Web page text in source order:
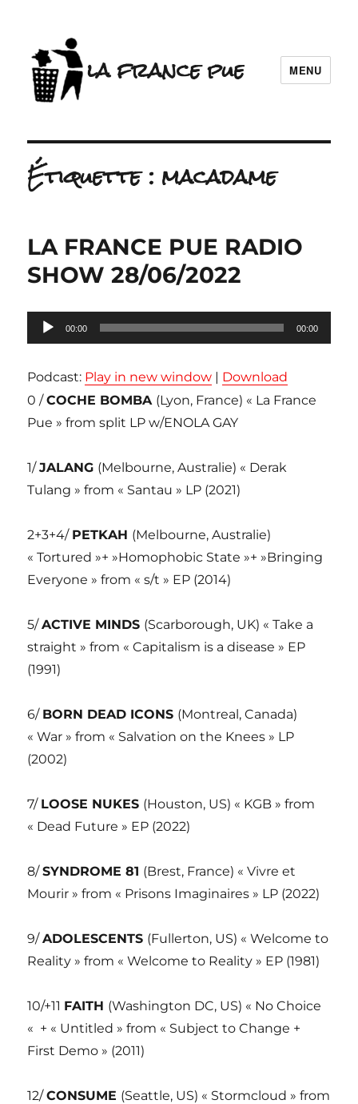
la france pue MENU
Étiquette : macadame
LA FRANCE PUE RADIO
SHOW 28/06/2022
Lecteur
audio
00:00 00:00
Podcast: Play in new window | Download
0 /COCHE BOMBA (Lyon, France) « La France
Pue » from split LP w/ENOLA GAY
1/JALANG (Melbourne, Australie) « Derak
Tulang » from « Santau » LP (2021)
2+3+4/ PETKAH (Melbourne, Australie)
« Tortured »+ »Homophobic State »+ »Bringing
Everyone » from « s/t » EP (2014)
5/ACTIVE MINDS (Scarborough, UK) « Take a
straight » from « Capitalism is a disease » EP
(1991)
6/ BORN DEAD ICONS (Montreal, Canada)
« War » from « Salvation on the Knees » LP
(2002)
7/ LOOSE NUKES (Houston, US) « KGB » from
« Dead Future » EP (2022)
8/SYNDROME 81 (Brest, France) « Vivre et
Mourir » from « Prisons Imaginaires » LP (2022)
9/ADOLESCENTS (Fullerton, US) « Welcome to
Reality » from « Welcome to Reality » EP (1981)
10/+11 FAITH (Washington DC, US) « No Choice
« + « Untitled » from « Subject to Change +
First Demo » (2011)
12/CONSUME (Seattle, US) « Stormcloud » from